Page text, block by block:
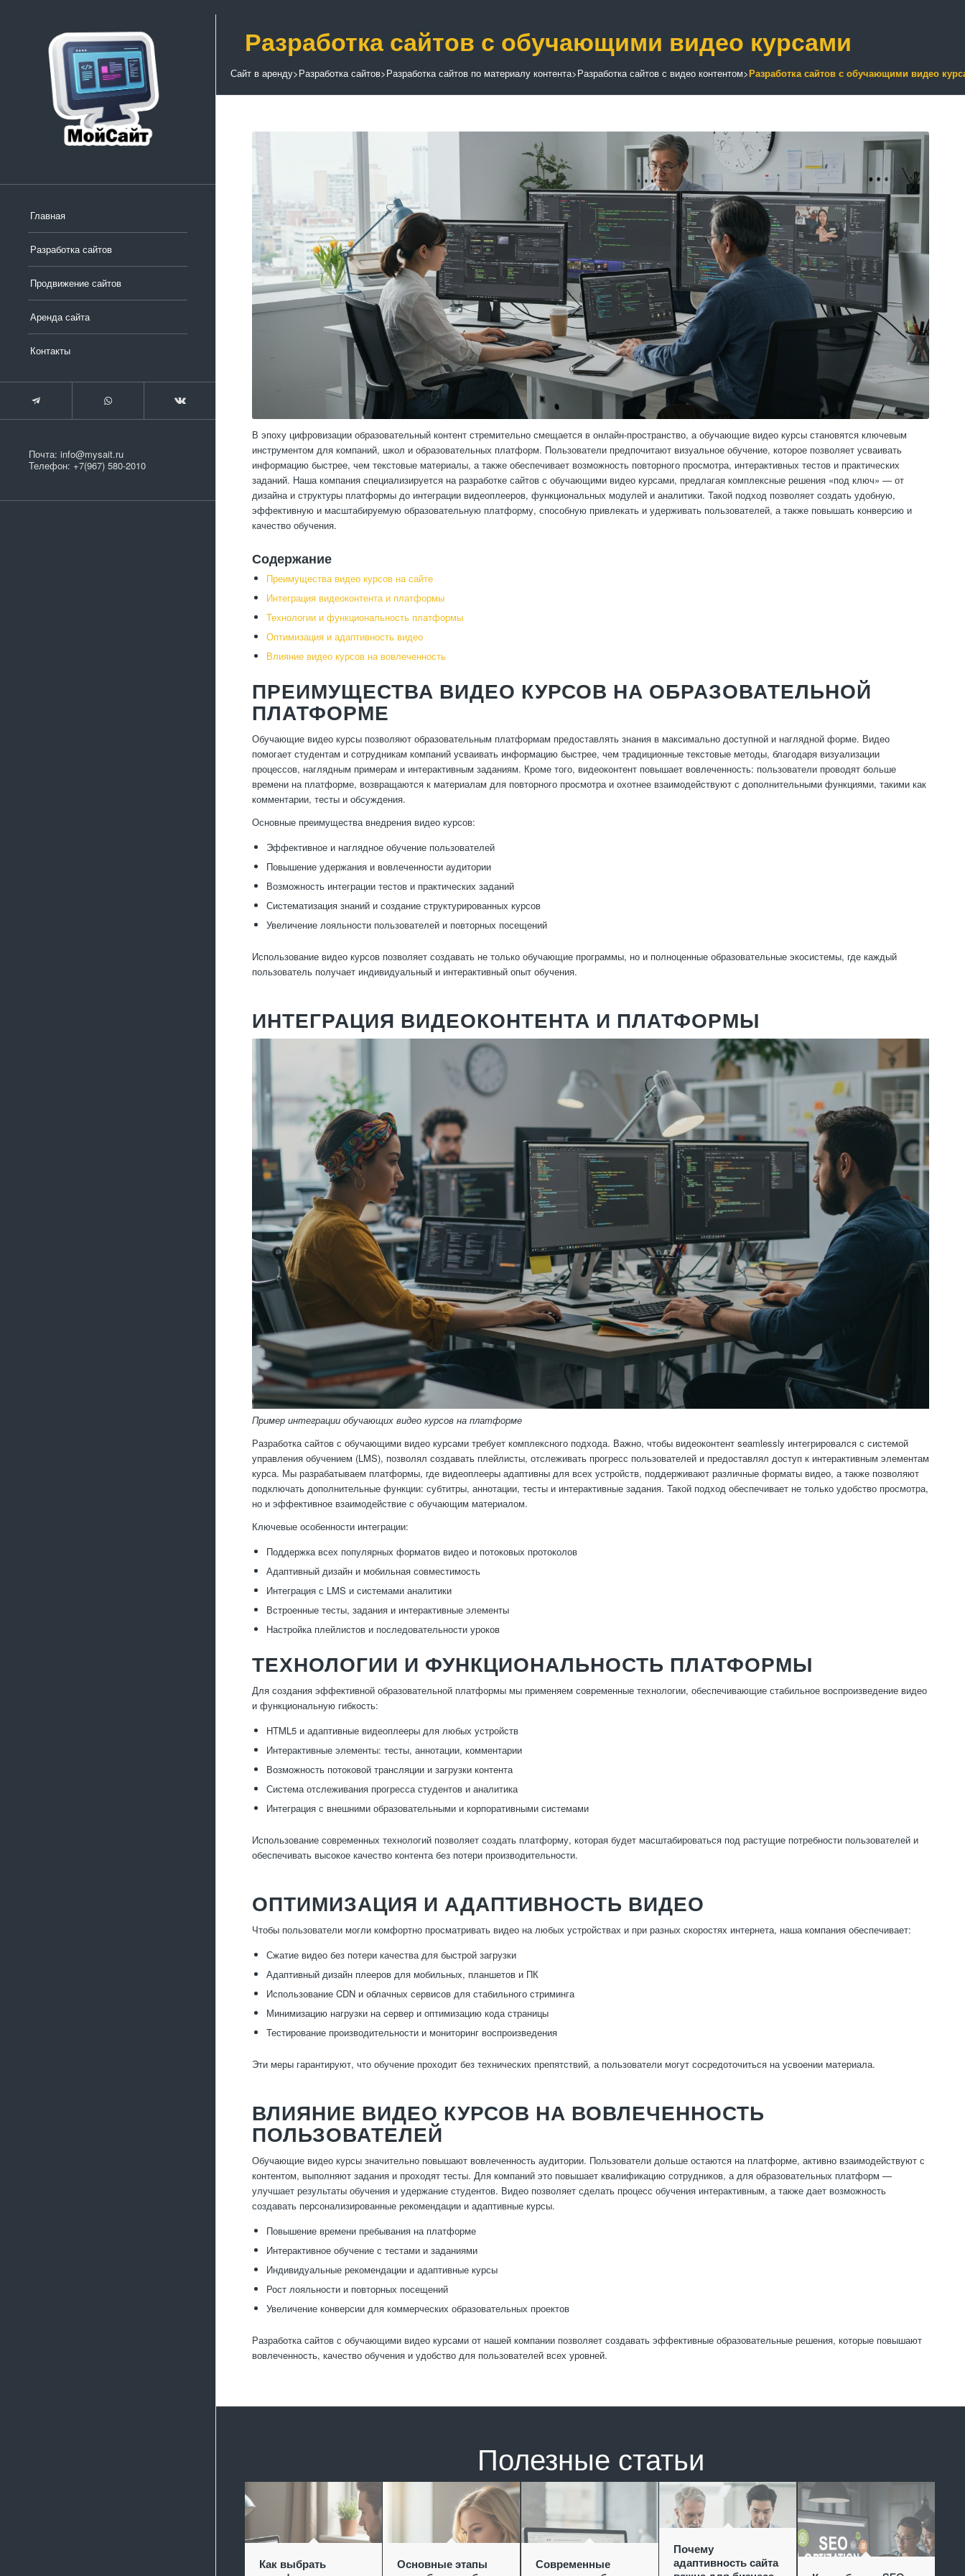
Главная
Разработка сайтов
Продвижение сайтов
Аренда сайта
Контакты
Почта: info@mysait.ru
Телефон: +7(967) 580-2010
Разработка сайтов с обучающими видео курсами
Сайт в аренду>Разработка сайтов>Разработка сайтов по материалу контента>Разработка сайтов с видео контентом>Разработка сайтов с обучающими видео
В эпоху цифровизации образовательный контент стремительно смещается в онлайн-пространство, а обучающие видео курсы становятся ключевым
инструментом для компаний, школ и образовательных платформ. Пользователи предпочитают визуальное обучение, которое позволяет усваивать
информацию быстрее, чем текстовые материалы, а также обеспечивает возможность повторного просмотра, интерактивных тестов и практических
заданий. Наша компания специализируется на разработке сайтов с обучающими видео курсами, предлагая комплексные решения «под ключ» — от
дизайна и структуры платформы до интеграции видеоплееров, функциональных модулей и аналитики. Такой подход позволяет создать удобную,
эффективную и масштабируемую образовательную платформу, способную привлекать и удерживать пользователей, а также повышать конверсию и
качество обучения.
Содержание
Преимущества видео курсов на сайте
Интеграция видеоконтента и платформы
Технологии и функциональность платформы
Оптимизация и адаптивность видео
Влияние видео курсов на вовлеченность
ПРЕИМУЩЕСТВА ВИДЕО КУРСОВ НА ОБРАЗОВАТЕЛЬНОЙ
ПЛАТФОРМЕ
Обучающие видео курсы позволяют образовательным платформам предоставлять знания в максимально доступной и наглядной форме. Видео
помогает студентам и сотрудникам компаний усваивать информацию быстрее, чем традиционные текстовые методы, благодаря визуализации
процессов, наглядным примерам и интерактивным заданиям. Кроме того, видеоконтент повышает вовлеченность: пользователи проводят больше
времени на платформе, возвращаются к материалам для повторного просмотра и охотнее взаимодействуют с дополнительными функциями, такими как
комментарии, тесты и обсуждения.
Основные преимущества внедрения видео курсов:
Эффективное и наглядное обучение пользователей
Повышение удержания и вовлеченности аудитории
Возможность интеграции тестов и практических заданий
Систематизация знаний и создание структурированных курсов
Увеличение лояльности пользователей и повторных посещений
Использование видео курсов позволяет создавать не только обучающие программы, но и полноценные образовательные экосистемы, где каждый
пользователь получает индивидуальный и интерактивный опыт обучения.
ИНТЕГРАЦИЯ ВИДЕОКОНТЕНТА И ПЛАТФОРМЫ
Пример интеграции обучающих видео курсов на платформе
Разработка сайтов с обучающими видео курсами требует комплексного подхода. Важно, чтобы видеоконтент seamlessly интегрировался с системой
управления обучением (LMS), позволял создавать плейлисты, отслеживать прогресс пользователей и предоставлял доступ к интерактивным элементам
курса. Мы разрабатываем платформы, где видеоплееры адаптивны для всех устройств, поддерживают различные форматы видео, а также позволяют
подключать дополнительные функции: субтитры, аннотации, тесты и интерактивные задания. Такой подход обеспечивает не только удобство просмотра,
но и эффективное взаимодействие с обучающим материалом.
Ключевые особенности интеграции:
Поддержка всех популярных форматов видео и потоковых протоколов
Адаптивный дизайн и мобильная совместимость
Интеграция с LMS и системами аналитики
Встроенные тесты, задания и интерактивные элементы
Настройка плейлистов и последовательности уроков
ТЕХНОЛОГИИ И ФУНКЦИОНАЛЬНОСТЬ ПЛАТФОРМЫ
Для создания эффективной образовательной платформы мы применяем современные технологии, обеспечивающие стабильное воспроизведение видео
и функциональную гибкость:
HTML5 и адаптивные видеоплееры для любых устройств
Интерактивные элементы: тесты, аннотации, комментарии
Возможность потоковой трансляции и загрузки контента
Система отслеживания прогресса студентов и аналитика
Интеграция с внешними образовательными и корпоративными системами
Использование современных технологий позволяет создать платформу, которая будет масштабироваться под растущие потребности пользователей и
обеспечивать высокое качество контента без потери производительности.
ОПТИМИЗАЦИЯ И АДАПТИВНОСТЬ ВИДЕО
Чтобы пользователи могли комфортно просматривать видео на любых устройствах и при разных скоростях интернета, наша компания обеспечивает:
Сжатие видео без потери качества для быстрой загрузки
Адаптивный дизайн плееров для мобильных, планшетов и ПК
Использование CDN и облачных сервисов для стабильного стриминга
Минимизацию нагрузки на сервер и оптимизацию кода страницы
Тестирование производительности и мониторинг воспроизведения
Эти меры гарантируют, что обучение проходит без технических препятствий, а пользователи могут сосредоточиться на усвоении материала.
ВЛИЯНИЕ ВИДЕО КУРСОВ НА ВОВЛЕЧЕННОСТЬ
ПОЛЬЗОВАТЕЛЕЙ
Обучающие видео курсы значительно повышают вовлеченность аудитории. Пользователи дольше остаются на платформе, активно взаимодействуют с
контентом, выполняют задания и проходят тесты. Для компаний это повышает квалификацию сотрудников, а для образовательных платформ —
улучшает результаты обучения и удержание студентов. Видео позволяет сделать процесс обучения интерактивным, а также дает возможность
создавать персонализированные рекомендации и адаптивные курсы.
Повышение времени пребывания на платформе
Интерактивное обучение с тестами и заданиями
Индивидуальные рекомендации и адаптивные курсы
Рост лояльности и повторных посещений
Увеличение конверсии для коммерческих образовательных проектов
Разработка сайтов с обучающими видео курсами от нашей компании позволяет создавать эффективные образовательные решения, которые повышают
вовлеченность, качество обучения и удобство для пользователей всех уровней.
Полезные статьи
Как выбрать
Основные этапы
Современные
Почему
адаптивность сайта